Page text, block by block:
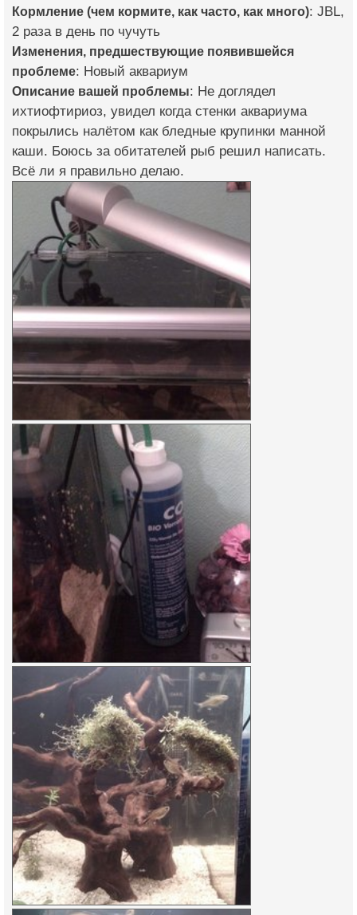
Кормление (чем кормите, как часто, как много): JBL,
2 раза в день по чучуть
Изменения, предшествующие появившейся
проблеме: Новый аквариум
Описание вашей проблемы: Не доглядел
ихтиофтириоз, увидел когда стенки аквариума
покрылись налётом как бледные крупинки манной
каши. Боюсь за обитателей рыб решил написать.
Всё ли я правильно делаю.